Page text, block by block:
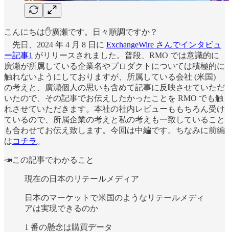
こんにちは✋廣瀬です。日々順調ですか？
先日、2024 年 4 月 8 日に ExchangeWire さんでインタビュ
ー記事1 がリリースされました。普段、RMO では意識的に
廣瀬が所属している企業名やプロダクトについては積極的に
触れないようにしておりますが、所属している会社 (米国)
の考えと、廣瀬個人の思いも含めて記事に反映させていただ
いたので、その記事でお伝えしたかったことを RMO でも触
れさせていただきます。本社の社内レビューももちろん受け
ているので、所属企業の考えと私の考えも一致していること
も合わせてお伝え致します。今回は中編です。ちなみに前編
はコチラ 。
📣この記事でわかること
現在の日本のリテールメディア
日本のマーケットで米国のようなリテールメディ
アは実現できるのか
1 番の懸念は購買データ